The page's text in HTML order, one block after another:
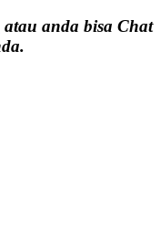
atau anda bisa Chat